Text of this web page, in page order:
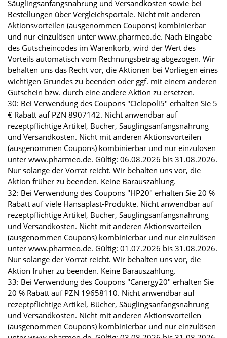
Säuglingsanfangsnahrung und Versandkosten sowie bei
Bestellungen über Vergleichsportale. Nicht mit anderen
Aktionsvorteilen (ausgenommen Coupons) kombinierbar
und nur einzulösen unter www.pharmeo.de. Nach Eingabe
des Gutscheincodes im Warenkorb, wird der Wert des
Vorteils automatisch vom Rechnungsbetrag abgezogen. Wir
behalten uns das Recht vor, die Aktionen bei Vorliegen eines
wichtigen Grundes zu beenden oder ggf. mit einem anderen
Gutschein bzw. durch eine andere Aktion zu ersetzen.
30: Bei Verwendung des Coupons "Ciclopoli5" erhalten Sie 5
€ Rabatt auf PZN 8907142. Nicht anwendbar auf
rezeptpflichtige Artikel, Bücher, Säuglingsanfangsnahrung
und Versandkosten. Nicht mit anderen Aktionsvorteilen
(ausgenommen Coupons) kombinierbar und nur einzulösen
unter www.pharmeo.de. Gültig: 06.08.2026 bis 31.08.2026.
Nur solange der Vorrat reicht. Wir behalten uns vor, die
Aktion früher zu beenden. Keine Barauszahlung.
32: Bei Verwendung des Coupons "HP20" erhalten Sie 20 %
Rabatt auf viele Hansaplast-Produkte. Nicht anwendbar auf
rezeptpflichtige Artikel, Bücher, Säuglingsanfangsnahrung
und Versandkosten. Nicht mit anderen Aktionsvorteilen
(ausgenommen Coupons) kombinierbar und nur einzulösen
unter www.pharmeo.de. Gültig: 01.07.2026 bis 31.08.2026.
Nur solange der Vorrat reicht. Wir behalten uns vor, die
Aktion früher zu beenden. Keine Barauszahlung.
33: Bei Verwendung des Coupons "Canergy20" erhalten Sie
20 % Rabatt auf PZN 19658110. Nicht anwendbar auf
rezeptpflichtige Artikel, Bücher, Säuglingsanfangsnahrung
und Versandkosten. Nicht mit anderen Aktionsvorteilen
(ausgenommen Coupons) kombinierbar und nur einzulösen